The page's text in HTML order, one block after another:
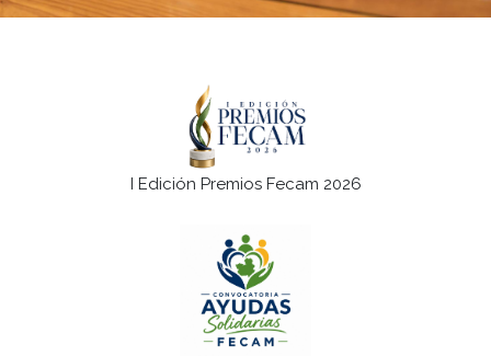
I Edición Premios Fecam 2026